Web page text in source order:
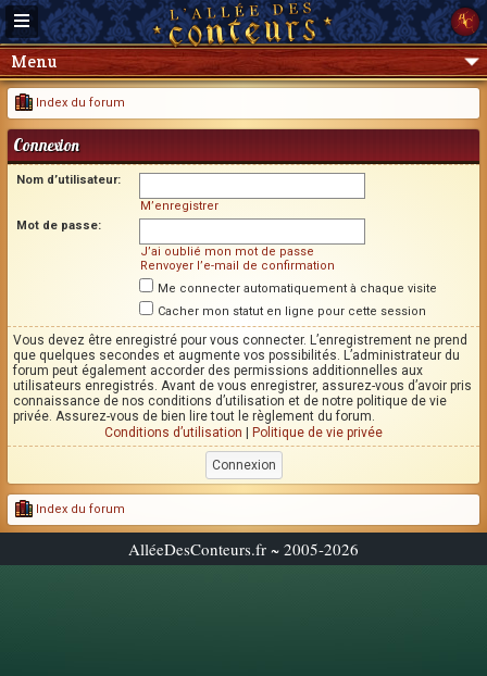
Menu
Index du forum
Connexion
Nom d’utilisateur:
M’enregistrer
Mot de passe:
J’ai oublié mon mot de passe
Renvoyer l’e-mail de confirmation
Me connecter automatiquement à chaque visite
Cacher mon statut en ligne pour cette session
Vous devez être enregistré pour vous connecter. L’enregistrement ne prend
que quelques secondes et augmente vos possibilités. L’administrateur du
forum peut également accorder des permissions additionnelles aux
utilisateurs enregistrés. Avant de vous enregistrer, assurez-vous d’avoir pris
connaissance de nos conditions d’utilisation et de notre politique de vie
privée. Assurez-vous de bien lire tout le règlement du forum.
Conditions d’utilisation
Politique de vie privée
Index du forum
AlléeDesConteurs.fr ~ 2005-2026